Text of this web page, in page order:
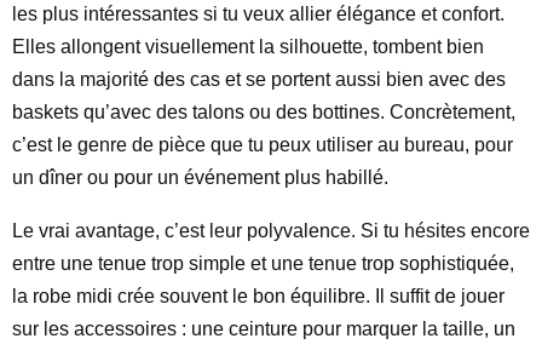
les plus intéressantes si tu veux allier élégance et confort.
Elles allongent visuellement la silhouette, tombent bien
dans la majorité des cas et se portent aussi bien avec des
baskets qu’avec des talons ou des bottines. Concrètement,
c’est le genre de pièce que tu peux utiliser au bureau, pour
un dîner ou pour un événement plus habillé.
Le vrai avantage, c’est leur polyvalence. Si tu hésites encore
entre une tenue trop simple et une tenue trop sophistiquée,
la robe midi crée souvent le bon équilibre. Il suffit de jouer
sur les accessoires : une ceinture pour marquer la taille, un